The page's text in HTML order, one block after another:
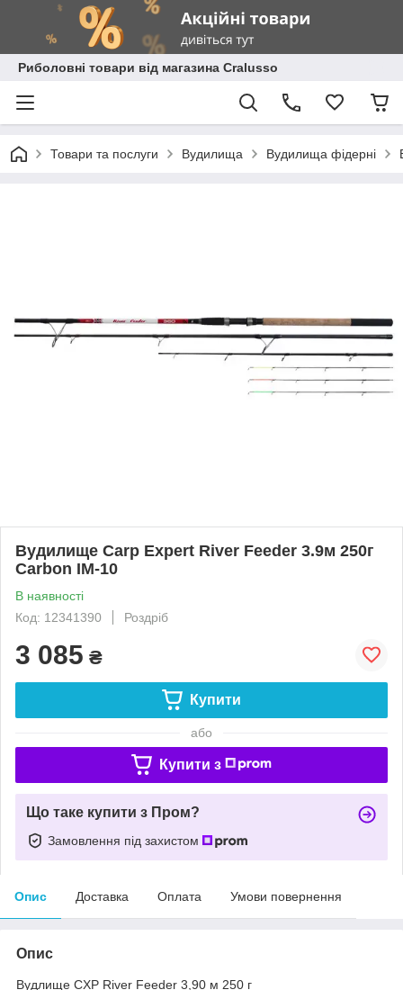
Риболовні товари від магазина Cralusso
Товари та послуги Вудилища Вудилища фідерні
Вудилище Carp Expert River Feeder 3.9м 250г
Carbon IM-10
В наявності
Код: 12341390
Роздріб
3 085 ₴
Купити
або
Купити з
Що таке купити з Пром?
Замовлення під захистом
Опис Доставка Оплата Умови повернення
Опис
Вудлище CXP River Feeder 3,90 м 250 г